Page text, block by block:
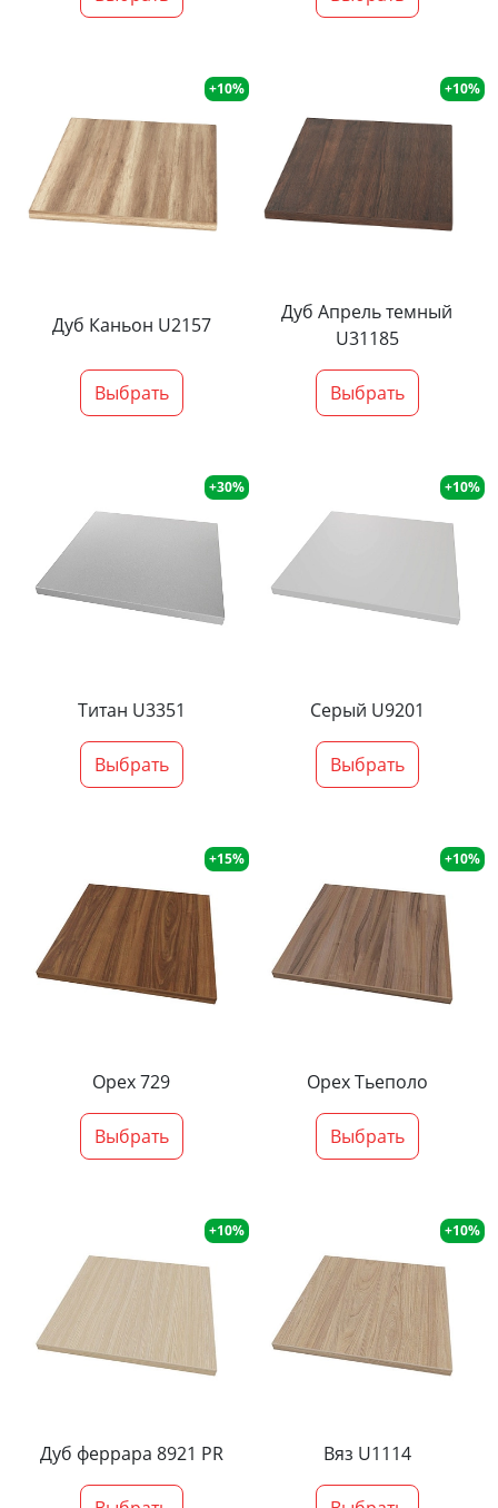
+10%
Дуб Каньон U2157
Выбрать
+10%
Дуб Апрель темный
U31185
Выбрать
+30%
Титан U3351
Выбрать
+10%
Серый U9201
Выбрать
+15%
Орех 729
Выбрать
+10%
Орех Тьеполо
Выбрать
+10%
Дуб феррара 8921 PR
+10%
Вяз U1114